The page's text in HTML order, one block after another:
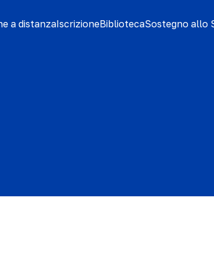
a distanzaIscrizioneBibliotecaSostegno allo